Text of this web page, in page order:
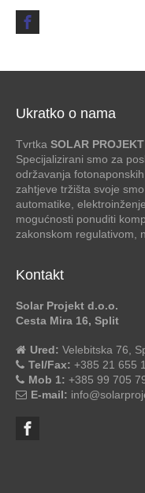
Ukratko o nama
Tvrtka SOLAR
Specijalizirani smo za
održavanja
zahtjeve tržišta svoje
automatike,
mogućnosti ponuditi
zakonskom regulativom,
Kontakt
Solar Projekt d.o.o.
Cesta Mira 16, Split
Ured: Velebitska 76,
Tel/Fax: +385 21 655
Mob 1: +385 99 705
E-mail: